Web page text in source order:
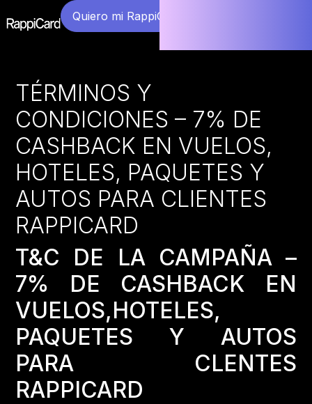
Quiero mi RappiCard
TÉRMINOS Y
CONDICIONES – 7% DE
CASHBACK EN VUELOS,
HOTELES, PAQUETES Y
AUTOS PARA CLIENTES
RAPPICARD
T&C DE LA CAMPAÑA –
7% DE CASHBACK EN
VUELOS,HOTELES,
PAQUETES Y AUTOS
PARA CLENTES
RAPPICARD